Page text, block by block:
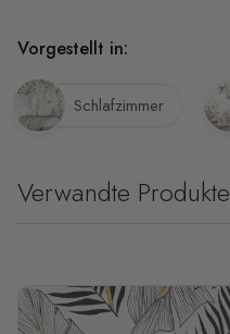
Vorgestellt in:
Schlafzimmer
Verwandte Produkte